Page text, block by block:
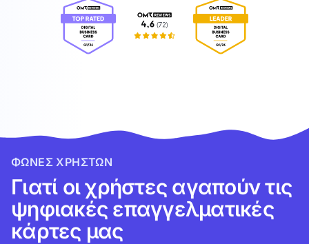
ΦΩΝΈΣ ΧΡΗΣΤΏΝ
Γιατί οι χρήστες αγαπούν τις
ψηφιακές επαγγελματικές
κάρτες μας